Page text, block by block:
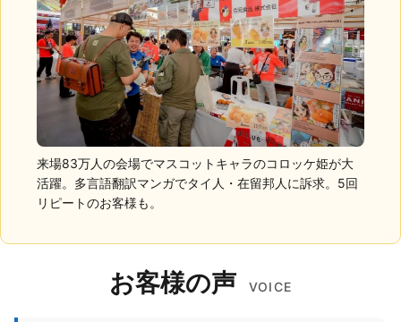
来場83万人の会場でマスコットキャラのコロッケ姫が大
活躍。多言語翻訳マンガでタイ人・在留邦人に訴求。5回
リピートのお客様も。
お客様の声 VOICE